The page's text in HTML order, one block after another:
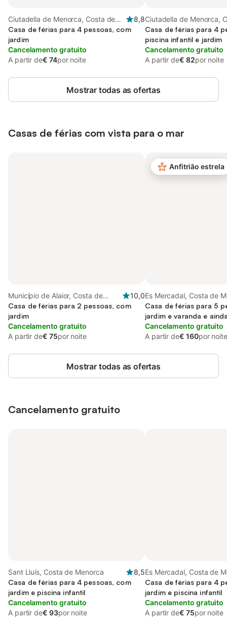
Ciutadella de Menorca, Costa de
Menorca
8,8
Casa de férias para 4 pessoas, com
jardim
Cancelamento gratuito
A partir de€ 74por noite
Ciutadella de Menorca,
Menorca
Casa de férias para 4
piscina infantil e jardim
Cancelamento gratuito
A partir de€ 82por noite
Mostrar todas as ofertas
Casas de férias com vista para o mar
Município de Alaior, Costa de
Menorca
10,0
Casa de férias para 2 pessoas, com
jardim
Cancelamento gratuito
A partir de€ 75por noite
Anfitrião estrela
Es Mercadal, Costa de
Casa de férias para 5
jardim e varanda e
Cancelamento gratuito
A partir de€ 160por noite
Mostrar todas as ofertas
Cancelamento gratuito
Sant Lluís, Costa de Menorca
8,5
Casa de férias para 4 pessoas, com
jardim e piscina infantil
Cancelamento gratuito
A partir de€ 93por noite
Es Mercadal, Costa de
Casa de férias para 4
jardim e piscina infantil
Cancelamento gratuito
A partir de€ 75por noite